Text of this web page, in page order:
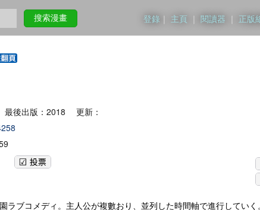
搜索漫畫 登錄 ｜ 主頁 ｜ 閱讀器 ｜ 正版
後出版：2018 更新：
ブコメディ。主人公が複數おり、並列した時間軸で進行していく。